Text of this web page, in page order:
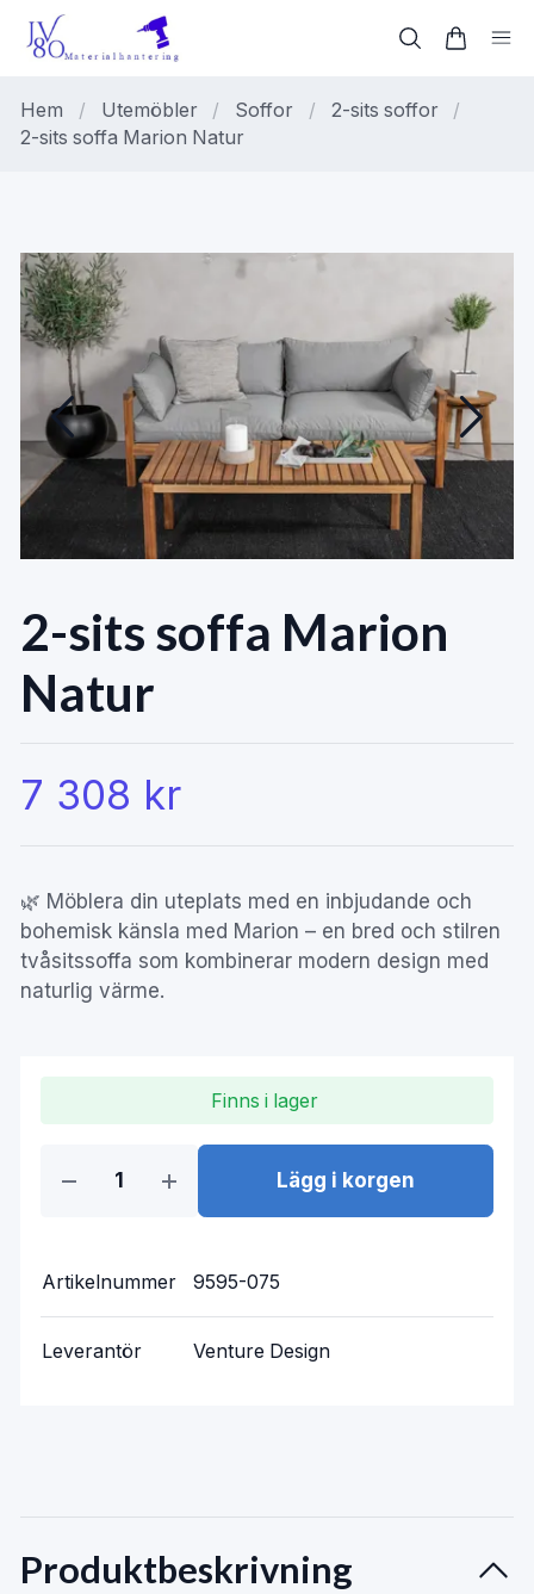
Hem / Utemöbler / Soffor / 2-sits soffor
/
2-sits soffa Marion Natur
2-sits soffa Marion
Natur
7 308 kr
🌿 Möblera din uteplats med en inbjudande och
bohemisk känsla med Marion – en bred och stilren
tvåsitssoffa som kombinerar modern design med
naturlig värme.
Finns i lager
Lägg i korgen
Artikelnummer 9595-075
Leverantör Venture Design
Produktbeskrivning